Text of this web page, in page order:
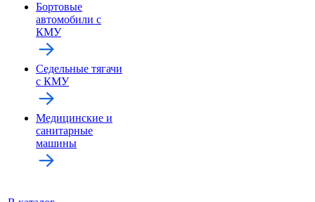
Бортовые
автомобили с
КМУ
Седельные тягачи
с КМУ
Медицинские и
санитарные
машины